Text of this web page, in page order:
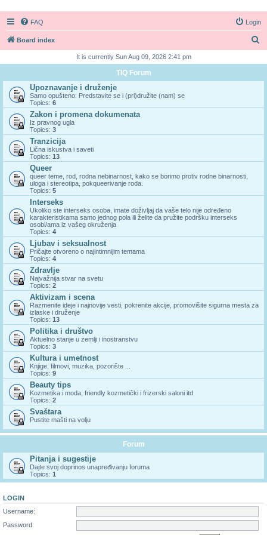
FAQ Login
Board index
r
It is currently Sun Aug 09, 2026 2:41 pm
TIQ Forum
Upoznavanje i druženje
Samo opušteno: Predstavite se i (pri)družite (nam) se
Topics: 6
Zakon i promena dokumenata
Iz pravnog ugla
Topics: 3
Tranzicija
Lična iskustva i saveti
Topics: 13
Queer
queer teme, rod, rodna nebinarnost, kako se borimo protiv rodne binarnosti,
uloga i stereotipa, pokqueerivanje roda.
Topics: 5
Interseks
Ukoliko ste interseks osoba, imate doživljaj da vaše telo nije određeno
karakteristikama samo jednog pola ili želite da pružite podršku interseks
osobi/ama iz vašeg okruženja
Topics: 4
Ljubav i seksualnost
Pričajte otvoreno o najintimnijim temama
Topics: 4
Zdravlje
Najvažnija stvar na svetu
Topics: 2
Aktivizam i scena
Razmenite ideje i najnovije vesti, pokrenite akcije, promovišite sigurna mesta za
izlaske i druženje
Topics: 13
Politika i društvo
Aktuelno stanje u zemlji i inostranstvu
Topics: 3
Kultura i umetnost
Knjige, filmovi, muzika, pozorište ...
Topics: 9
Beauty tips
Kozmetika i moda, friendly kozmetički i frizerski saloni itd
Topics: 2
Svaštara
Pustite mašti na volju
Forum
Pitanja i sugestije
Dajte svoj doprinos unapređivanju foruma
Topics: 1
LOGIN
Username:
Password: